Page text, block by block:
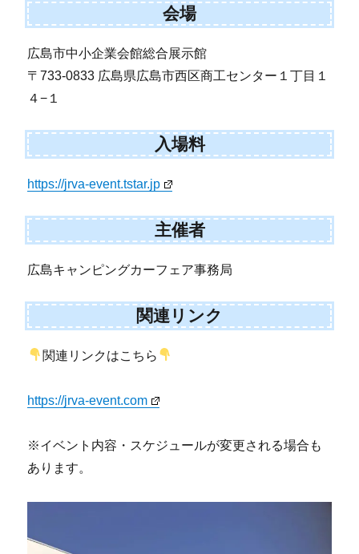
会場
広島市中小企業会館総合展示館
〒733-0833 広島県広島市西区商工センター１丁目１
４−１
入場料
https://jrva-event.tstar.jp
主催者
広島キャンピングカーフェア事務局
関連リンク
関連リンクはこちら
https://jrva-event.com
※イベント内容・スケジュールが変更される場合も
あります。